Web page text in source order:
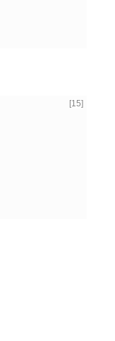
[15]